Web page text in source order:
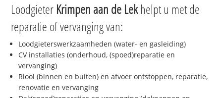
Loodgieter Krimpen aan de Lekhelpt u met de
reparatie of vervanging van:
Loodgieterswerkzaamheden (water- en gasleiding)
CV installaties (onderhoud, (spoed)reparatie en
vervanging)
Riool (binnen en buiten) en afvoer ontstoppen, reparatie,
renovatie en vervanging